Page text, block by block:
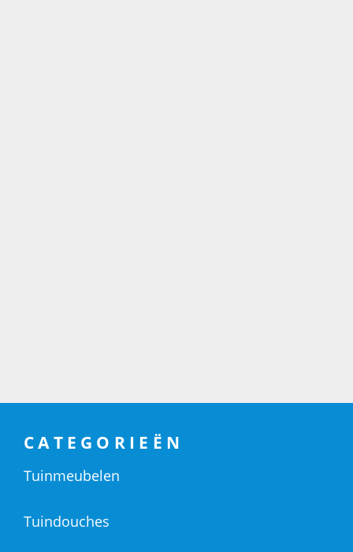
CATEGORIEËN
Tuinmeubelen
Tuindouches